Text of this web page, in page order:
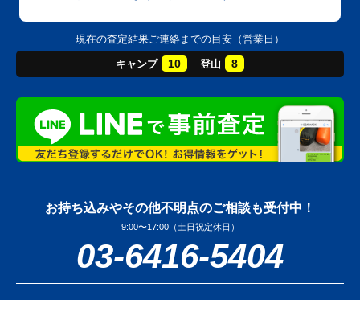
現在の査定結果ご連絡までの目安（営業日）
キャンプ 10 登山 8
お持ち込みやその他不明点のご相談も受付中！
9:00〜17:00（土日祝定休日）
03-6416-5404